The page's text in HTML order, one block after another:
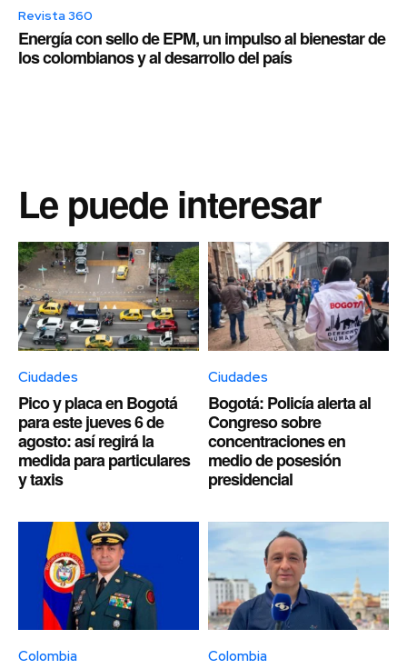
Revista 360
Energía con sello de EPM, un impulso al bienestar de
los colombianos y al desarrollo del país
Le puede interesar
Ciudades
Pico y placa en Bogotá
para este jueves 6 de
agosto: así regirá la
medida para particulares
y taxis
Ciudades
Bogotá: Policía alerta al
Congreso sobre
concentraciones en
medio de posesión
presidencial
Colombia Colombia